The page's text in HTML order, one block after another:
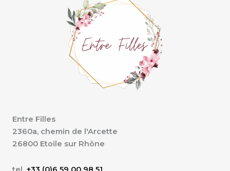
Entre Filles
2360a, chemin de l'Arcette
26800 Etoile sur Rhône